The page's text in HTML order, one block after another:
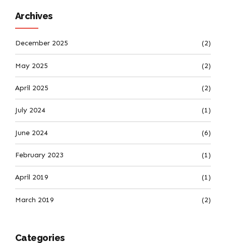
Archives
December 2025 (2)
May 2025 (2)
April 2025 (2)
July 2024 (1)
June 2024 (6)
February 2023 (1)
April 2019 (1)
March 2019 (2)
Categories